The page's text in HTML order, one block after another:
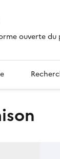
ouverte